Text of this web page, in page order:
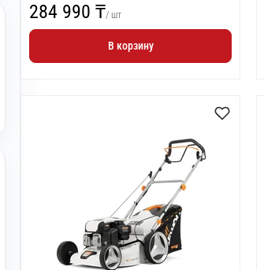
284 990 ₸/ шт
В корзину